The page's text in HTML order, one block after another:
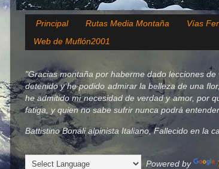
Principal Rutas Media Montaña Vías
Web de Muflón2001
"Gracias montaña por haberme dado lecciones
detenido y he podido admirar la belleza de una
he admitido mi necesidad de verdad y amor, por
fatiga, y quien no sabe sufrir nunca podrá
Battistino Bonali alpinista Italiano, Fallecido en la
Powered by